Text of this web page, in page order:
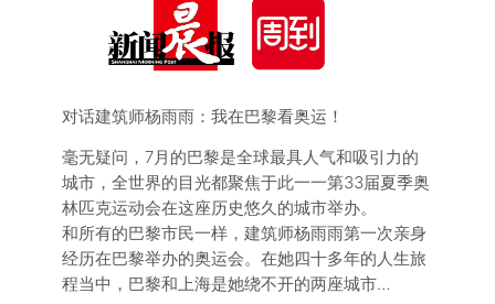
对话建筑师杨雨雨：我在巴黎看奥运！
毫无疑问，7月的巴黎是全球最具人气和吸引力的
城市，全世界的目光都聚焦于此一一第33届夏季奥
林匹克运动会在这座历史悠久的城市举办。
和所有的巴黎市民一样，建筑师杨雨雨第一次亲身
经历在巴黎举办的奥运会。在她四十多年的人生旅
程当中，巴黎和上海是她绕不开的两座城市…